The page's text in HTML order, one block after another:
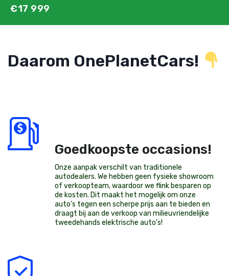
€17 999
Daarom OnePlanetCars!
Goedkoopste occasions!
Onze aanpak verschilt van traditionele
autodealers. We hebben geen fysieke showroom
of verkoopteam, waardoor we flink besparen op
de kosten. Dit maakt het mogelijk om onze
auto’s tegen een scherpe prijs aan te bieden en
draagt bij aan de verkoop van milieuvriendelijke
tweedehands elektrische auto’s!